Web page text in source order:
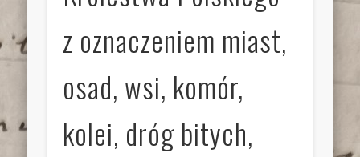
z oznaczeniem miast,
osad, wsi, komór,
kolei, dróg bitych,